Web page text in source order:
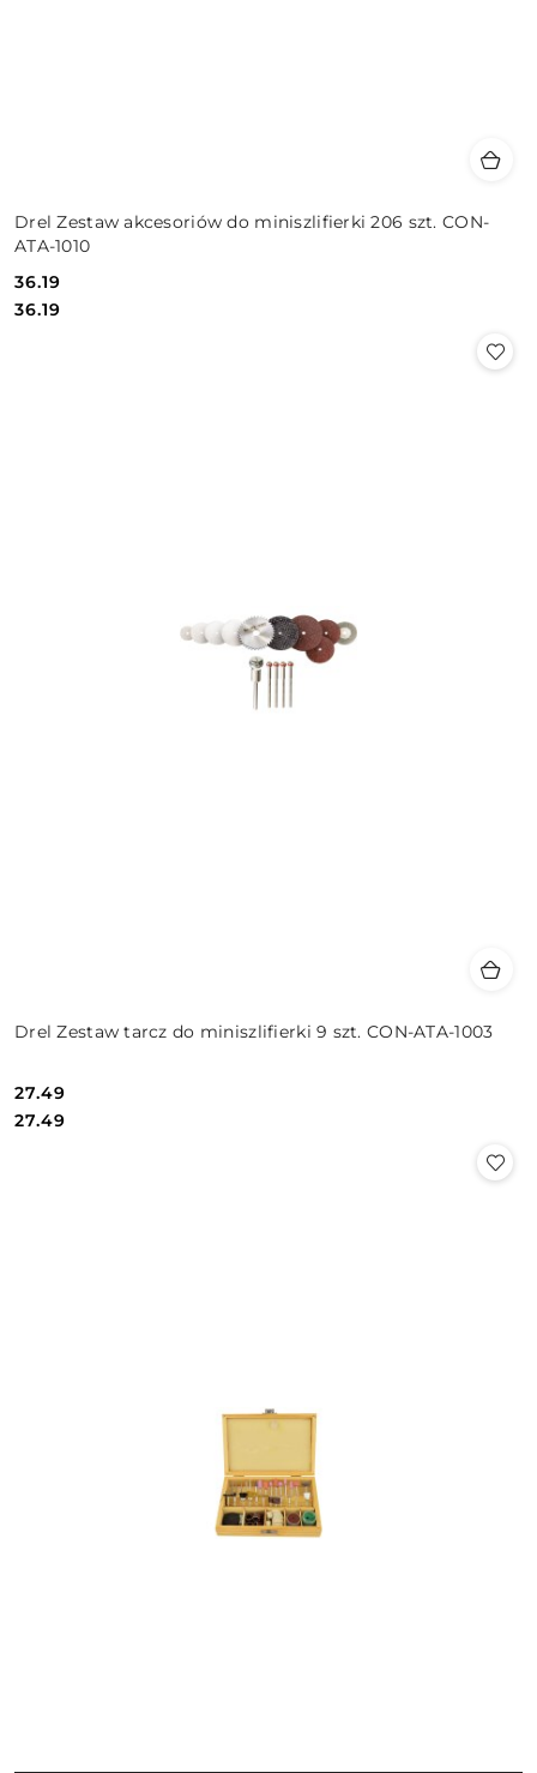
Drel Zestaw akcesoriów do miniszlifierki 206 szt. CON-
ATA-1010
Cena:
36.19
Cena:
36.19
Drel Zestaw tarcz do miniszlifierki 9 szt. CON-ATA-1003
Cena:
27.49
Cena:
27.49